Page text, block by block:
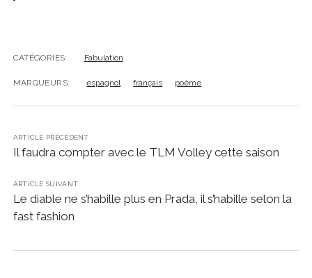
CATÉGORIES: Fabulation
MARQUEURS: espagnol français poème
ARTICLE PRÉCÉDENT
Il faudra compter avec le TLM Volley cette saison
ARTICLE SUIVANT
Le diable ne s’habille plus en Prada, il s’habille selon la
fast fashion